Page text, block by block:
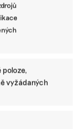
poloze,
vyžádaných
zajímat, jak
reportovat
podle CSRD